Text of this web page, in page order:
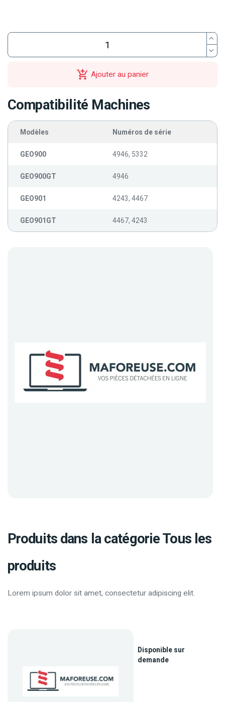
Ajouter au panier
Compatibilité Machines
Modèles Numéros de série
GEO900 4946, 5332
GEO900GT 4946
GEO901 4243, 4467
GEO901GT 4467, 4243
Produits dans la catégorie Tous les
produits
Lorem ipsum dolor sit amet, consectetur adipiscing elit.
Disponible sur
demande